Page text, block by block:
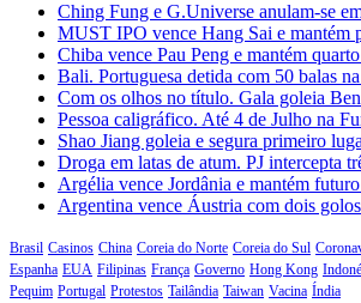
Ching Fung e G.Universe anulam-se
MUST IPO vence Hang Sai e mantém
Chiba vence Pau Peng e mantém
Bali. Portuguesa detida com 50 balas
Com os olhos no título. Gala goleia
Pessoa caligráfico. Até 4 de Julho na
Shao Jiang goleia e segura primeiro
Droga em latas de atum. PJ intercepta
Argélia vence Jordânia e mantém
Argentina vence Áustria com dois
Brasil Casinos China Coreia do Norte Coreia do Sul
Espanha EUA Filipinas França Governo Hong Kong
Pequim Portugal Protestos Tailândia Taiwan Vacina Índia